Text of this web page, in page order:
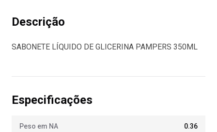
Descrição
SABONETE LÍQUIDO DE GLICERINA PAMPERS 350ML
Especificações
Peso em NA 0.36